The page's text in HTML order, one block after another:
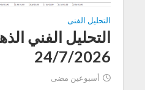
التحليل الفنى
التحليل الفني
24/7/2026
أسبوعين مضى